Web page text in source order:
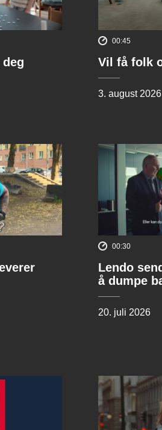
00:45
Vil få folk
3. august 2026
00:30
Lendo
å dumpe
20. juli 2026